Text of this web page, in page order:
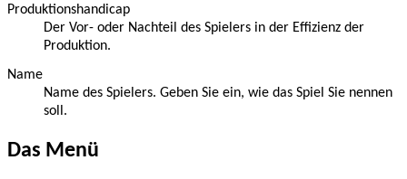
Produktionshandicap
Der Vor- oder Nachteil des Spielers in der Effizienz der
Produktion.
Name
Name des Spielers. Geben Sie ein, wie das Spiel Sie nennen
soll.
Das Menü